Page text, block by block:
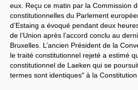
Guerre en Ukraine
eux. Reçu ce matin par la Commission
constitutionnelles du Parlement
d’Estaing a évoqué pendant deux
de l’Union après l’accord conclu au
Bruxelles. L’ancien Président de la
le traité constitutionnel rejeté a estimé
constitutionnel de Laeken qui se
termes sont identiques" à la Constitution